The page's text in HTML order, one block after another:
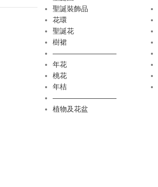
聖誕裝飾品
花環
聖誕花
樹裙
—————————
年花
桃花
年桔
—————————
植物及花盆